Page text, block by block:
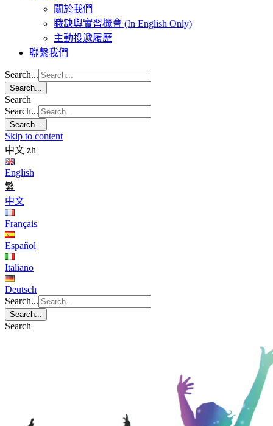
關於我們
職缺與實習機會 (In English Only)
主動投遞履歷
聯繫我們
Search...
Search...
Search
Search...
Search...
Skip to content
中文 zh
English
繁
中文
Français
Español
Italiano
Deutsch
Search...
Search...
Search